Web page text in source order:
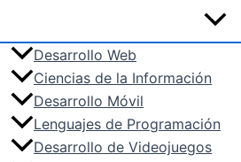
Desarrollo Web
Ciencias de la Información
Desarrollo Móvil
Lenguajes de Programación
Desarrollo de Videojuegos